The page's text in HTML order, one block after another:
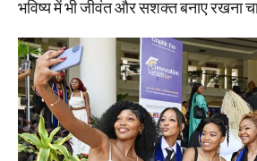
भविष्य में भी जीवंत और सशक्त बनाए रखना